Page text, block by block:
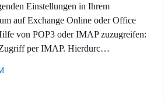
Einstellungen in Ihrem
auf Exchange Online oder Office
von POP3 oder IMAP zuzugreifen:
per IMAP. Hierdurc…